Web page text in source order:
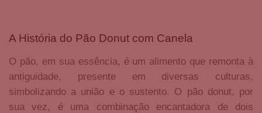
A História do Pão Donut com Canela
O pão, em sua essência, é um alimento que remonta à
antiguidade, presente em diversas culturas,
simbolizando a união e o sustento. O pão donut, por
sua vez, é uma combinação encantadora de dois